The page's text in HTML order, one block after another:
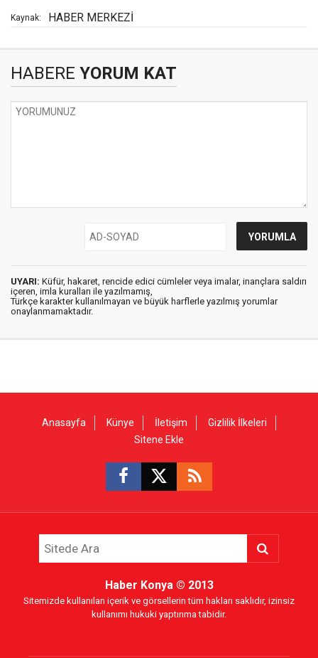
Kaynak: HABER MERKEZİ
HABERE YORUM KAT
UYARI: Küfür, hakaret, rencide edici cümleler veya imalar, inançlara saldırı
içeren, imla kuralları ile yazılmamış,
Türkçe karakter kullanılmayan ve büyük harflerle yazılmış yorumlar
onaylanmamaktadır.
Anasayfa Künye İletişim
Gizlilik İlkeleri
Sitene Ekle
Haber Konya© 2013
Sitemizde kullanılan içerik ve görsellerin tüm hakları saklıdır, izinsiz
kullanımı hukuki yaptırıma tabidir.